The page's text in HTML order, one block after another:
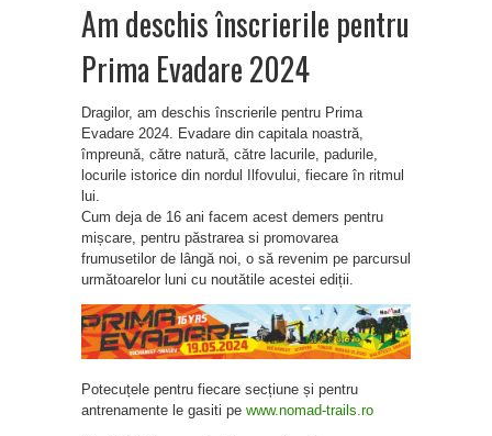
Am deschis înscrierile pentru
Prima Evadare 2024
Dragilor, am deschis înscrierile pentru Prima
Evadare 2024. Evadare din capitala noastră,
împreună, către natură, către lacurile, padurile,
locurile istorice din nordul Ilfovului, fiecare în ritmul
lui.
Cum deja de 16 ani facem acest demers pentru
mișcare, pentru păstrarea si promovarea
frumusetilor de lângă noi, o să revenim pe parcursul
următoarelor luni cu noutătile acestei ediții.
Potecuțele pentru fiecare secțiune și pentru
antrenamente le gasiti pe www.nomad-trails.ro